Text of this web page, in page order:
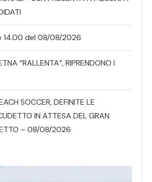
14.00 del 08/08/2026
“RALLENTA”, RIPRENDONO I
SOCCER, DEFINITE LE
IN ATTESA DEL GRAN
– 08/08/2026